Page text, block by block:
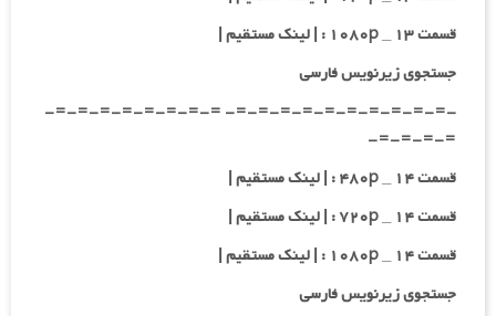
قسمت ۱۳ _ ۱۰۸۰p : | لینک مستقیم |
جستجوی زیرنویس فارسی
-=-=-=-=-=-=-=-=-=-=- =-=-=-=-=-=-=-=-
=-=-=-=-
قسمت ۱۴ _ ۴۸۰p : | لینک مستقیم |
قسمت ۱۴ _ ۷۲۰p : | لینک مستقیم |
قسمت ۱۴ _ ۱۰۸۰p : | لینک مستقیم |
جستجوی زیرنویس فارسی